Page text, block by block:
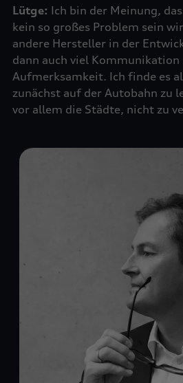
Lütge: Ich bin der Meinung,
kein so großes Problem sein
andere Hersteller in der
dann auch viel Kommunikation
Aufmerksamkeit. Ich finde es
zunächst auf der Autobahn zu
vor allem die Städte, nicht zu